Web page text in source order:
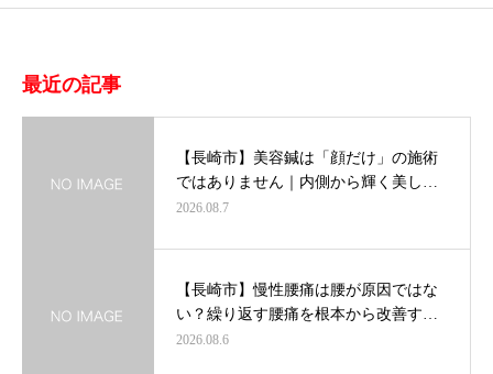
最近の記事
【長崎市】美容鍼は「顔だけ」の施術
ではありません｜内側から輝く美し…
2026.08.7
【長崎市】慢性腰痛は腰が原因ではな
い？繰り返す腰痛を根本から改善す…
2026.08.6